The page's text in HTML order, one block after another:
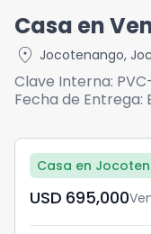
Casa en
location_on Jocotenango,
Clave Interna:
Fecha de Entrega:
Casa en
USD	695,000